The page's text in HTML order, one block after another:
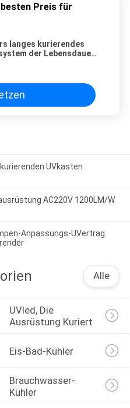
Preis für
langes kurierendes
der Lebensdauer-
UVkasten
AC220V 1200LM/W
Anpassungs-UVertrag
Alle
UVled, Die
Ausrüstung Kuriert
Eis-Bad-Kühler
Brauchwasser-
Kühler